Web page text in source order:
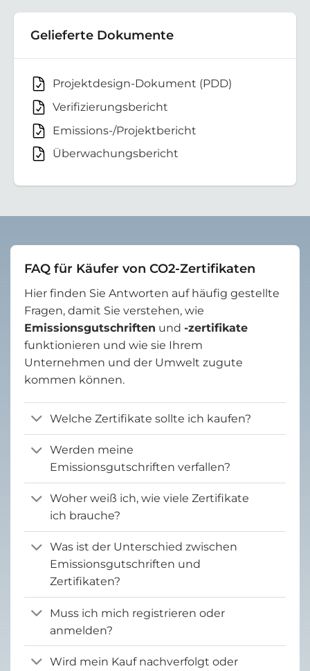
Gelieferte Dokumente
Projektdesign-Dokument (PDD)
Verifizierungsbericht
Emissions-/Projektbericht
Überwachungsbericht
FAQ für Käufer von CO2-Zertifikaten
Hier finden Sie Antworten auf häufig gestellte
Fragen, damit Sie verstehen, wie
Emissionsgutschriften und -zertifikate
funktionieren und wie sie Ihrem
Unternehmen und der Umwelt zugute
kommen können.
Welche Zertifikate sollte ich kaufen?
Werden meine
Emissionsgutschriften verfallen?
Woher weiß ich, wie viele Zertifikate
ich brauche?
Was ist der Unterschied zwischen
Emissionsgutschriften und
Zertifikaten?
Muss ich mich registrieren oder
anmelden?
Wird mein Kauf nachverfolgt oder